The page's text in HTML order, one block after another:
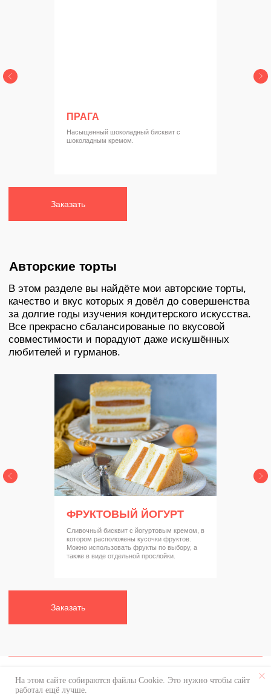
ПРАГА
Насыщенный шоколадный бисквит с
шоколадным кремом.
ФРУКТОВЫЙ ЙОГУРТ
Cливочный бисквит с йогуртовым кремом, в
котором расположены кусочки фруктов.
Можно использовать фрукты по выбору, а
также в виде отдельной прослойки.
На этом сайте собираются файлы Cookie. Это нужно чтобы сайт
работал ещё лучше.